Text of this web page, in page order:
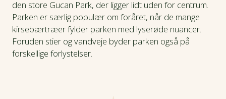
den store Gucan Park, der ligger lidt uden for centrum.
Parken er særlig populær om foråret, når de mange
kirsebærtræer fylder parken med lyserøde nuancer.
Foruden stier og vandveje byder parken også på
forskellige forlystelser.